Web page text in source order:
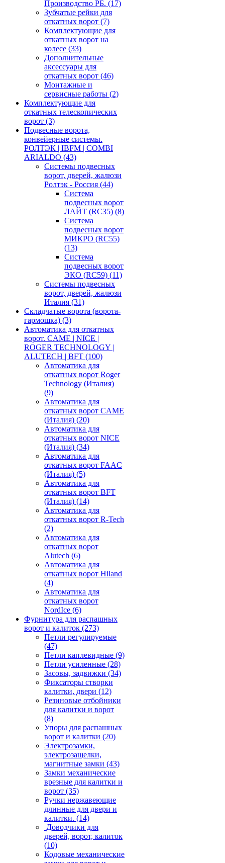
Производство РБ. (17)
Зубчатые рейки для
откатных ворот (7)
Комплектующие для
откатных ворот на
колесе (33)
Дополнительные
аксессуары для
откатных ворот (46)
Монтажные и
сервисные работы (2)
Комплектующие для
откатных телескопических
ворот (3)
Подвесные ворота,
конвейерные системы.
РОЛТЭК | IBFM | COMBI
ARIALDO (43)
Системы подвесных
ворот, дверей, жалюзи
Ролтэк - Россия (44)
Система
подвесных ворот
ЛАЙТ (RC35) (8)
Система
подвесных ворот
МИКРО (RC55)
(13)
Система
подвесных ворот
ЭКО (RC59) (11)
Системы подвесных
ворот, дверей, жалюзи
Италия (31)
Складчатые ворота (ворота-
гармошка) (3)
Автоматика для откатных
ворот. CAME | NICE |
ROGER TECHNOLOGY |
ALUTECH | BFT (100)
Автоматика для
откатных ворот Roger
Technology (Италия)
(9)
Автоматика для
откатных ворот CAME
(Италия) (20)
Автоматика для
откатных ворот NICE
(Италия) (34)
Автоматика для
откатных ворот FAAC
(Италия) (5)
Автоматика для
откатных ворот BFT
(Италия) (14)
Автоматика для
откатных ворот R-Tech
(2)
Автоматика для
откатных ворот
Alutech (6)
Автоматика для
откатных ворот Hiland
(4)
Автоматика для
откатных ворот
NordIce (6)
Фурнитура для распашных
ворот и калиток (273)
Петли регулируемые
(47)
Петли каплевидные (9)
Петли усиленные (28)
Засовы, задвижки (34)
Фиксаторы створки
калитки, двери (12)
Резиновые отбойники
для калитки и ворот
(8)
Упоры для распашных
ворот и калитки (20)
Электрозамки,
электрозащелки,
магнитные замки (43)
Замки механические
врезные для калитки и
ворот (35)
Ручки нержавеющие
длинные для двери и
калитки. (14)
Доводчики для
дверей, ворот, калиток
(10)
Кодовые механические